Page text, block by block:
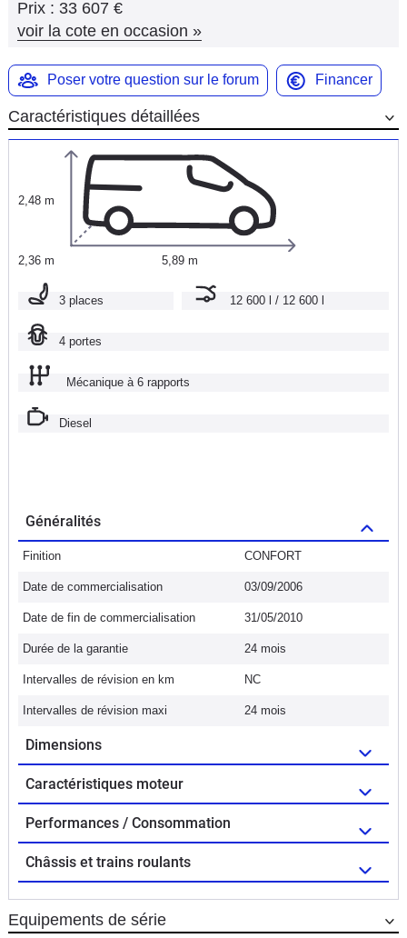
Marques
Prix : 33 607 €
voir la cote en occasion »
Poser votre question sur le forum Financer
Caractéristiques détaillées
2,48 m
2,36 m 5,89 m
3 places 12 600 l / 12 600 l
4 portes
Mécanique à 6 rapports
Diesel
Généralités
Finition CONFORT
Date de commercialisation 03/09/2006
Date de fin de commercialisation 31/05/2010
Durée de la garantie 24 mois
Intervalles de révision en km NC
Intervalles de révision maxi 24 mois
Dimensions
Caractéristiques moteur
Performances / Consommation
Châssis et trains roulants
Equipements de série